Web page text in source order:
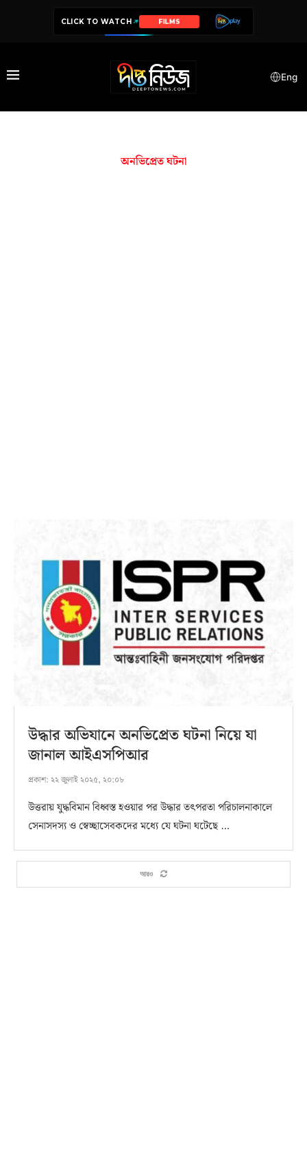
CLICK TO WATCH FILMS
Eng
অনভিপ্রেত ঘটনা
উদ্ধার অভিযানে অনভিপ্রেত ঘটনা নিয়ে যা
জানাল আইএসপিআর
প্রকাশ: ২২ জুলাই ২০২৫, ২০:০৮
উত্তরায় যুদ্ধবিমান বিধ্বস্ত হওয়ার পর উদ্ধার তৎপরতা পরিচালনাকালে
সেনাসদস্য ও স্বেচ্ছাসেবকদের মধ্যে যে ঘটনা ঘটেছে …
আরও